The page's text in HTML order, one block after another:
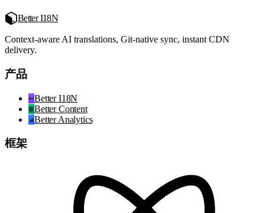
Better I18N
Context-aware AI translations, Git-native sync, instant CDN
delivery.
产品
Better I18N
Better Content
Better Analytics
框架